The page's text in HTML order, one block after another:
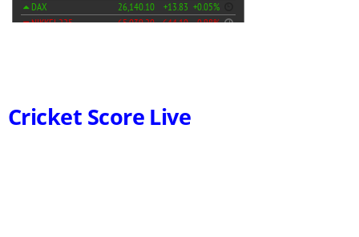
Cricket Score Live